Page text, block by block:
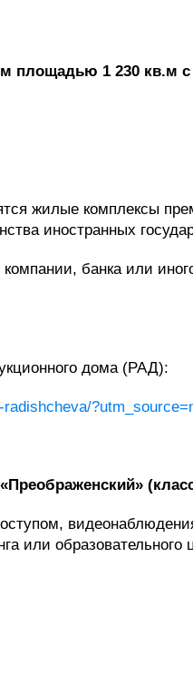
площадью 1 230 кв.м
жилые комплексы
иностранных
банка или
дома (РАД):
или образовательного